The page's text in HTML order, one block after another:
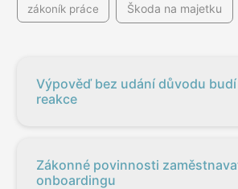
zákoník práce Škoda na majetku
Výpověď bez udání důvodu
reakce
Zákonné povinnosti
onboardingu